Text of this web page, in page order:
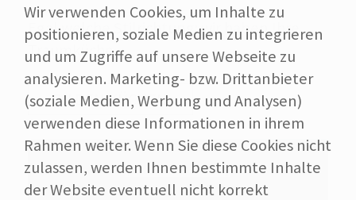
Egal welche Stilrichtung: wir haben Ihre
Traumküche.
ZU DEN KÜCHEN
Wir verwenden Cookies, um Inhalte zu
positionieren, soziale Medien zu integrieren
und um Zugriffe auf unsere Webseite zu
analysieren. Marketing- bzw. Drittanbieter
(soziale Medien, Werbung und Analysen)
verwenden diese Informationen in ihrem
Rahmen weiter. Wenn Sie diese Cookies nicht
zulassen, werden Ihnen bestimmte Inhalte
der Website eventuell nicht korrekt